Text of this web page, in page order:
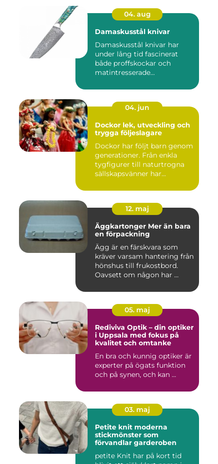
04. aug
Damaskusstål knivar
Damaskusstål knivar har
under lång tid fascinerat
både proffskockar och
matintresserade
04. jun
Dockor lek, utveckling och
trygga följeslagare
Dockor har följt barn genom
generationer. Från enkla
tygfigurer till naturtrogna
sällskapsvänner har...
12. maj
Äggkartonger Mer än bara
en förpackning
Ägg är en färskvara som
kräver varsam hantering från
hönshus till frukostbord.
Oavsett om någon har ...
05. maj
Rediviva Optik – din optiker
i Uppsala med fokus på
kvalitet och omtanke
En bra och kunnig optiker är
experter på ögats funktion
och på synen, och kan ...
03. maj
Petite knit moderna
stickmönster som
förvandlar garderoben
petite Knit har på kort tid